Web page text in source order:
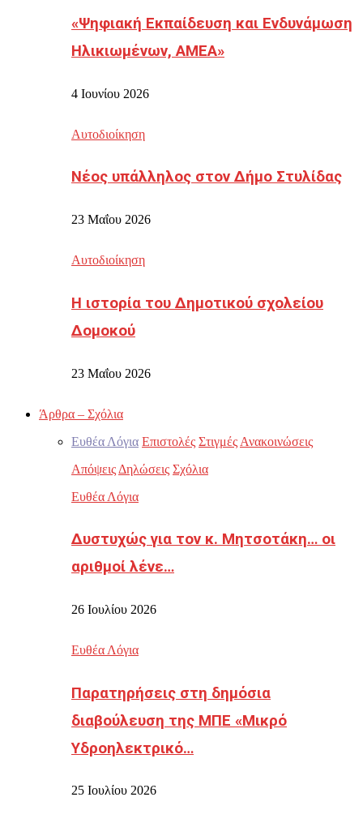
«Ψηφιακή Εκπαίδευση και Ενδυνάμωση
Ηλικιωμένων, ΑΜΕΑ»
4 Ιουνίου 2026
Αυτοδιοίκηση
Νέος υπάλληλος στον Δήμο Στυλίδας
23 Μαΐου 2026
Αυτοδιοίκηση
Η ιστορία του Δημοτικού σχολείου
Δομοκού
23 Μαΐου 2026
Άρθρα – Σχόλια
Ευθέα Λόγια Επιστολές Στιγμές Ανακοινώσεις
Απόψεις Δηλώσεις Σχόλια
Ευθέα Λόγια
Δυστυχώς για τον κ. Μητσοτάκη… οι
αριθμοί λένε…
26 Ιουλίου 2026
Ευθέα Λόγια
Παρατηρήσεις στη δημόσια
διαβούλευση της ΜΠΕ «Μικρό
Υδροηλεκτρικό…
25 Ιουλίου 2026